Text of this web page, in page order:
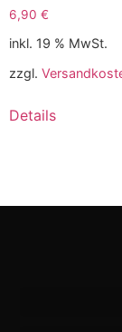
6,90 €
inkl. 19 % MwSt.
zzgl.
Details